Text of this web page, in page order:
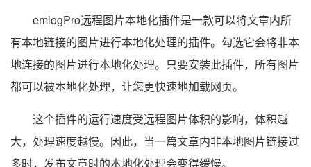
emlogPro远程图片本地化插件是一款可以将文章内所
有本地链接的图片进行本地化处理的插件。勾选它会将非本
地连接的图片进行本地化处理。只要安装此插件，所有图片
都可以被本地化处理，让您更快速地加载网页。
这个插件的运行速度受远程图片体积的影响，体积越
大，处理速度越慢。因此，当一篇文章内非本地图片链接过
多时，发布文章时的本地化处理会变得缓慢。